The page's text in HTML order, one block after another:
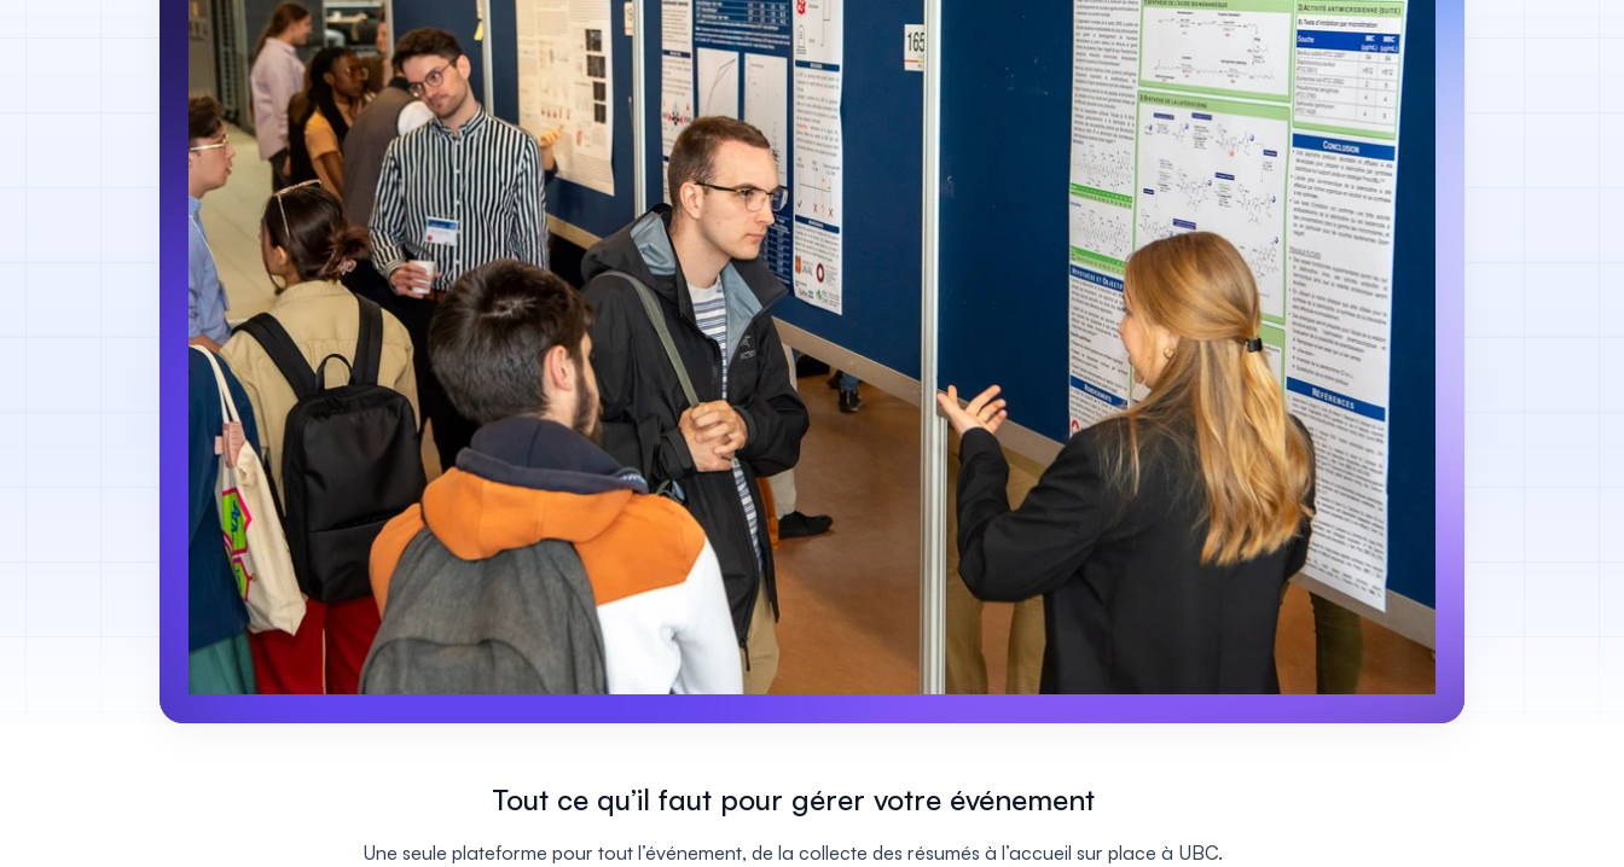
Tout ce qu’il faut pour gérer votre événement
Une seule plateforme pour tout l’événement, de la collecte des résumés à l’accueil sur place à UBC.